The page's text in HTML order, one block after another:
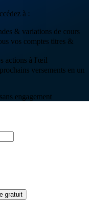
à :
& variations de cours
vos comptes titres &
actions à l'œil
versements en un
engagement
gratuit